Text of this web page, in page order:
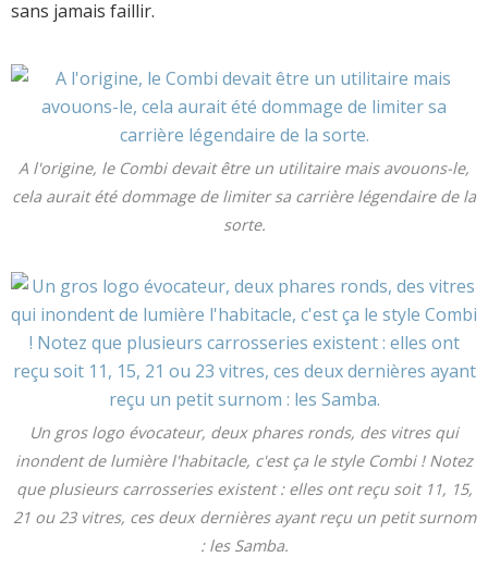
sans jamais faillir.
A l'origine, le Combi devait être un utilitaire mais avouons-le,
cela aurait été dommage de limiter sa carrière légendaire de la
sorte.
Un gros logo évocateur, deux phares ronds, des vitres qui
inondent de lumière l'habitacle, c'est ça le style Combi ! Notez
que plusieurs carrosseries existent : elles ont reçu soit 11, 15,
21 ou 23 vitres, ces deux dernières ayant reçu un petit surnom
: les Samba.